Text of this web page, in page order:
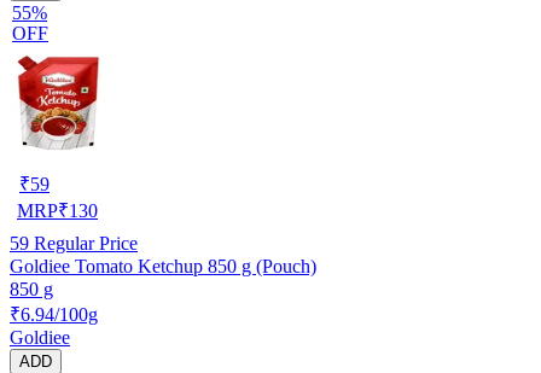
55%
OFF
₹59
MRP₹130
59 Regular Price
Goldiee Tomato Ketchup 850 g (Pouch)
850 g
₹6.94/100g
Goldiee
ADD